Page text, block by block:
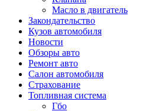
Масло в двигатель
Закондательство
Кузов автомобиля
Новости
Обзоры авто
Ремонт авто
Салон автомобиля
Страхование
Топливная система
Гбо